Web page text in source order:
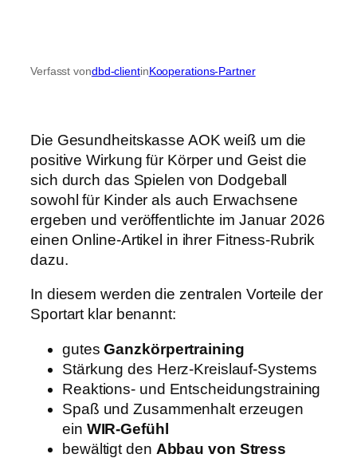
Verfasst vondbd-clientinKooperations-Partner
Die Gesundheitskasse AOK weiß um die
positive Wirkung für Körper und Geist die
sich durch das Spielen von Dodgeball
sowohl für Kinder als auch Erwachsene
ergeben und veröffentlichte im Januar 2026
einen Online-Artikel in ihrer Fitness-Rubrik
dazu.
In diesem werden die zentralen Vorteile der
Sportart klar benannt:
gutesGanzkörpertraining
Stärkung des Herz-Kreislauf-Systems
Reaktions- und Entscheidungstraining
Spaß und Zusammenhalt erzeugen
ein WIR-Gefühl
bewältigt den Abbau von Stress